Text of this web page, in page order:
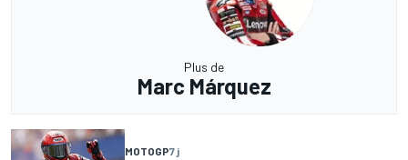
Plus de
Marc Márquez
MOTOGP7 j